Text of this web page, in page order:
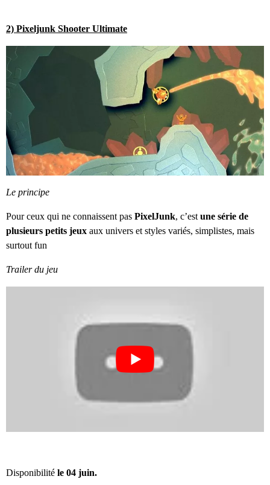
2) Pixeljunk Shooter Ultimate
Le principe
Pour ceux qui ne connaissent pas PixelJunk, c’est une série de
plusieurs petits jeux aux univers et styles variés, simplistes, mais
surtout fun
Trailer du jeu
Disponibilité le 04 juin.